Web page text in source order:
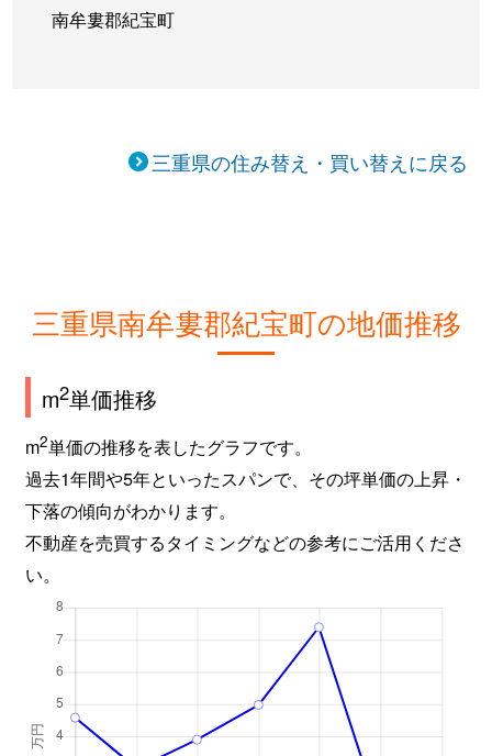
南牟婁郡紀宝町
三重県の住み替え・買い替えに戻る
三重県南牟婁郡紀宝町の地価推移
m2単価推移
m2単価の推移を表したグラフです。
過去1年間や5年といったスパンで、その坪単価の上昇・
下落の傾向がわかります。
不動産を売買するタイミングなどの参考にご活用くださ
い。